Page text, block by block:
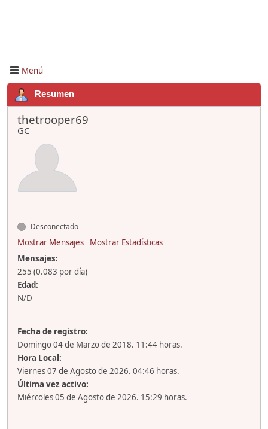
Menú
Resumen
thetrooper69
GC
Desconectado
Mostrar Mensajes
Mostrar Estadísticas
Mensajes:
255 (0.083 por día)
Edad:
N/D
Fecha de registro:
Domingo 04 de Marzo de 2018. 11:44 horas.
Hora Local:
Viernes 07 de Agosto de 2026. 04:46 horas.
Última vez activo:
Miércoles 05 de Agosto de 2026. 15:29 horas.